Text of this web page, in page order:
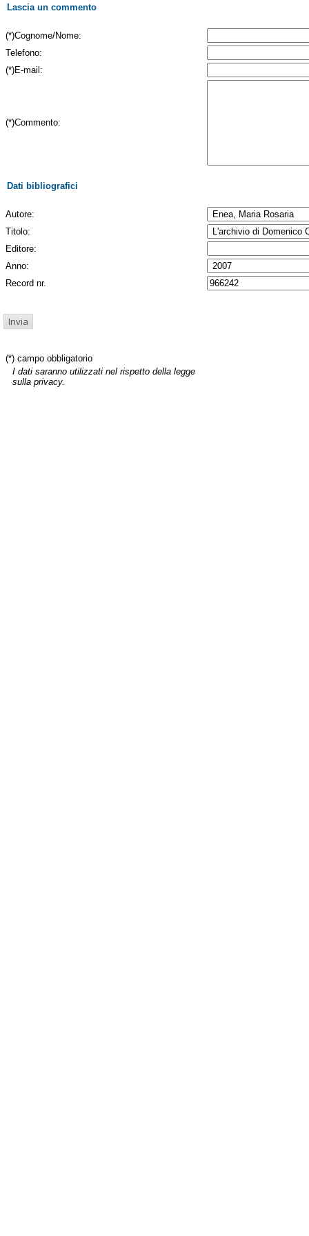
Lascia un commento
(*)Cognome/Nome:
Telefono:
(*)E-mail:
(*)Commento:
Dati bibliografici
Autore:
Titolo:
Editore:
Anno:
Record nr.
(*) campo obbligatorio
I dati saranno utilizzati nel rispetto della legge
sulla privacy.